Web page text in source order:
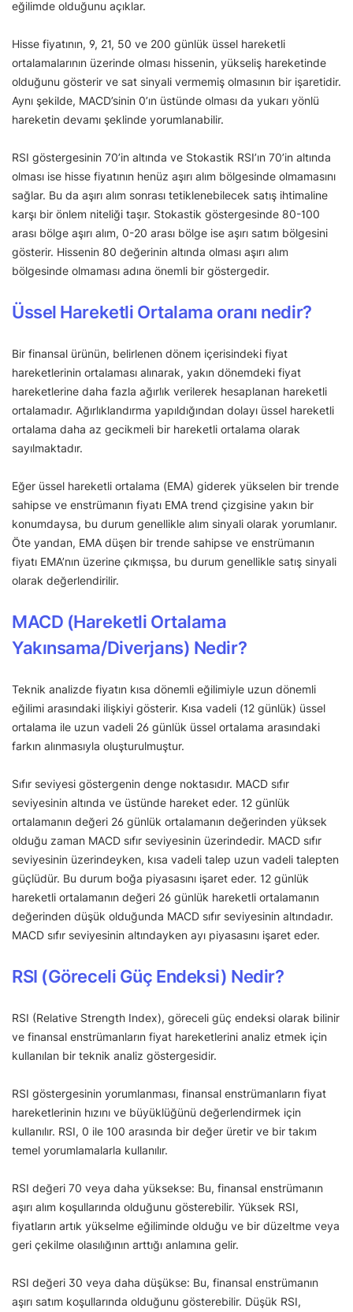
eğilimde olduğunu açıklar.
Hisse fiyatının, 9, 21, 50 ve 200 günlük üssel hareketli
ortalamalarının üzerinde olması hissenin, yükseliş hareketinde
olduğunu gösterir ve sat sinyali vermemiş olmasının bir işaretidir.
Aynı şekilde, MACD’sinin 0’ın üstünde olması da yukarı yönlü
hareketin devamı şeklinde yorumlanabilir.
RSI göstergesinin 70’in altında ve Stokastik RSI’ın 70’in altında
olması ise hisse fiyatının henüz aşırı alım bölgesinde olmamasını
sağlar. Bu da aşırı alım sonrası tetiklenebilecek satış ihtimaline
karşı bir önlem niteliği taşır. Stokastik göstergesinde 80-100
arası bölge aşırı alım, 0-20 arası bölge ise aşırı satım bölgesini
gösterir. Hissenin 80 değerinin altında olması aşırı alım
bölgesinde olmaması adına önemli bir göstergedir.
Üssel Hareketli Ortalama oranı nedir?
Bir finansal ürünün, belirlenen dönem içerisindeki fiyat
hareketlerinin ortalaması alınarak, yakın dönemdeki fiyat
hareketlerine daha fazla ağırlık verilerek hesaplanan hareketli
ortalamadır. Ağırlıklandırma yapıldığından dolayı üssel hareketli
ortalama daha az gecikmeli bir hareketli ortalama olarak
sayılmaktadır.
Eğer üssel hareketli ortalama (EMA) giderek yükselen bir trende
sahipse ve enstrümanın fiyatı EMA trend çizgisine yakın bir
konumdaysa, bu durum genellikle alım sinyali olarak yorumlanır.
Öte yandan, EMA düşen bir trende sahipse ve enstrümanın
fiyatı EMA’nın üzerine çıkmışsa, bu durum genellikle satış sinyali
olarak değerlendirilir.
MACD (Hareketli Ortalama
Yakınsama/Diverjans) Nedir?
Teknik analizde fiyatın kısa dönemli eğilimiyle uzun dönemli
eğilimi arasındaki ilişkiyi gösterir. Kısa vadeli (12 günlük) üssel
ortalama ile uzun vadeli 26 günlük üssel ortalama arasındaki
farkın alınmasıyla oluşturulmuştur.
Sıfır seviyesi göstergenin denge noktasıdır. MACD sıfır
seviyesinin altında ve üstünde hareket eder. 12 günlük
ortalamanın değeri 26 günlük ortalamanın değerinden yüksek
olduğu zaman MACD sıfır seviyesinin üzerindedir. MACD sıfır
seviyesinin üzerindeyken, kısa vadeli talep uzun vadeli talepten
güçlüdür. Bu durum boğa piyasasını işaret eder. 12 günlük
hareketli ortalamanın değeri 26 günlük hareketli ortalamanın
değerinden düşük olduğunda MACD sıfır seviyesinin altındadır.
MACD sıfır seviyesinin altındayken ayı piyasasını işaret eder.
RSI (Göreceli Güç Endeksi) Nedir?
RSI (Relative Strength Index), göreceli güç endeksi olarak bilinir
ve finansal enstrümanların fiyat hareketlerini analiz etmek için
kullanılan bir teknik analiz göstergesidir.
RSI göstergesinin yorumlanması, finansal enstrümanların fiyat
hareketlerinin hızını ve büyüklüğünü değerlendirmek için
kullanılır. RSI, 0 ile 100 arasında bir değer üretir ve bir takım
temel yorumlamalarla kullanılır.
RSI değeri 70 veya daha yüksekse: Bu, finansal enstrümanın
aşırı alım koşullarında olduğunu gösterebilir. Yüksek RSI,
fiyatların artık yükselme eğiliminde olduğu ve bir düzeltme veya
geri çekilme olasılığının arttığı anlamına gelir.
RSI değeri 30 veya daha düşükse: Bu, finansal enstrümanın
aşırı satım koşullarında olduğunu gösterebilir. Düşük RSI,